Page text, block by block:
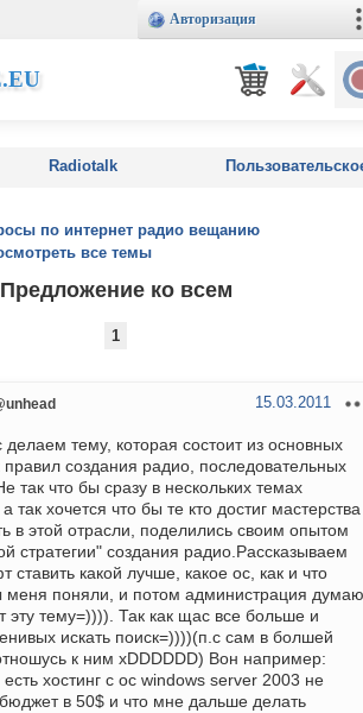
Авторизация
Radiotalk
по интернет радио вещанию
все темы
Предложение ко всем
1
15.03.2011
делаем тему, которая состоит из основных
создания радио, последовательных
так что бы сразу в нескольких темах
так хочется что бы те кто достиг мастерства
в этой отрасли, поделились своим опытом
стратегии" создания радио.Рассказываем
ставить какой лучше, какое ос, как и что
поняли, и потом администрация думаю
эту тему=)))). Так как щас все больше и
искать поиск=))))(п.с сам в болшей
к ним xDDDDDD) Вон например:
хостинг с ос windows server 2003 не
в 50$ и что мне дальше делать